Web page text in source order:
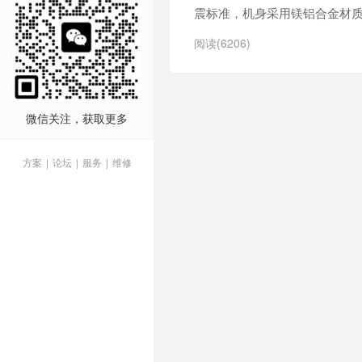
微信关注，获取更多
方案 | 论坛 | 服务 | 维修
震标准，机身采用镁铝合金材
阅读(6206)